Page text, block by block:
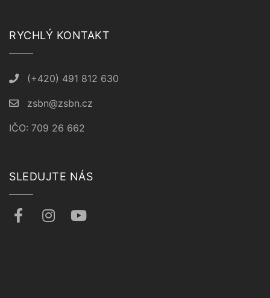
RYCHLÝ KONTAKT
(+420) 491 812 630
zsbn@zsbn.cz
IČO: 709 26 662
SLEDUJTE NÁS